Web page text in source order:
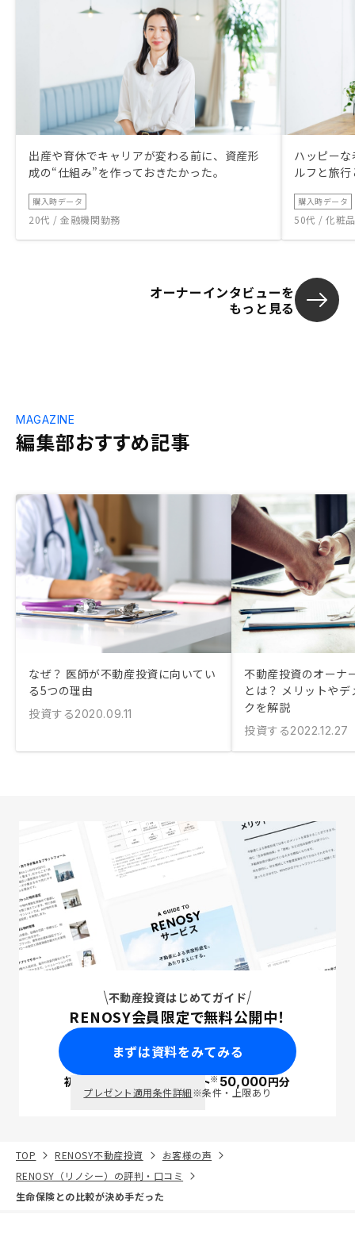
出産や育休でキャリアが変わる前に、資産形
成の“仕組み”を作っておきたかった。
購入時データ
20代 / 金融機関勤務
ハッピー
ルフと旅
購入時データ
50代 / 化粧
オーナーインタビューを
もっと見る
編集部おすすめ記事
MAGAZINE
なぜ？ 医師が不動産投資に向いてい
る5つの理由
投資する2020.09.11
不動産投資のオーナ
とは？ メリットや
クを解説
投資する2022.12.27
不動産投資はじめてガイド
RENOSY会員限定で無料公開中！
まずは資料をみてみる
初回面談で ポイント※50,000円分
プレゼント適用条件詳細※条件・上限あり
TOP RENOSY不動産投資
お客様の声
RENOSY（リノシー）の評判・口コミ
生命保険との比較が決め手だった